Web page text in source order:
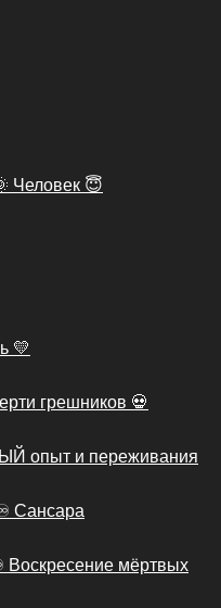
Человек 😇
💛
грешников 💀
опыт и переживания
Сансара
Воскресение мёртвых